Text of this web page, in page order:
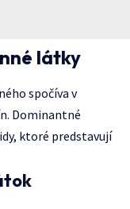
látky
spočíva v
Dominantné
ktoré predstavují